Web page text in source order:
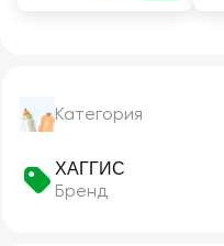
Категория
ХАГГИС
Бренд